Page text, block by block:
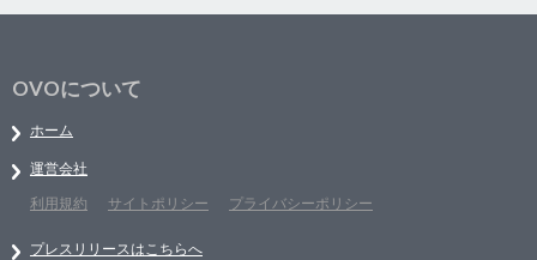
OVOについて
ホーム
運営会社
利用規約
サイトポリシー プライバシーポリシー
プレスリリースはこちらへ